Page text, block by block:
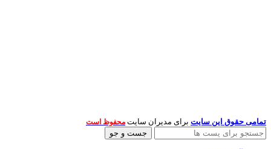
تمامی حقوق این سایت برای مدیران سایت محفوظ است
جست و جو